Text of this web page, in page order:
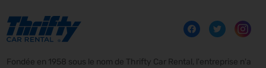
Fondée en 1958 sous le nom de Thrifty Car Rental, l'entreprise n'a